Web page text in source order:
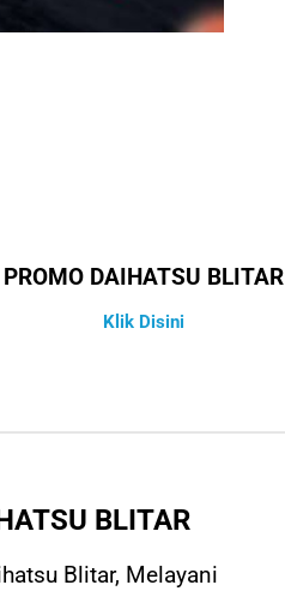
PROMO DAIHATSU BLITAR
Klik Disini
BLITAR
Blitar, Melayani